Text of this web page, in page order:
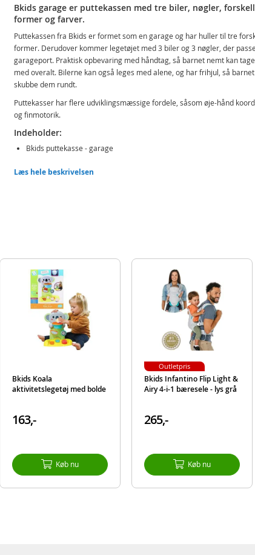
Bkids garage er puttekassen med tre biler, nøgler,
former og farver.
Puttekassen fra Bkids er formet som en garage og har huller til tre
former. Derudover kommer legetøjet med 3 biler og 3 nøgler, der
garageport. Praktisk opbevaring med håndtag, så barnet nemt kan
med overalt. Bilerne kan også leges med alene, og har frihjul, så
skubbe dem rundt.
Puttekasser har flere udviklingsmæssige fordele, såsom øje-hånd
og finmotorik.
Indeholder:
Bkids puttekasse - garage
Produktdetaljer
Model 317020
773554170207
Mærke
Læs hele beskrivelsen
Bkids Koala
aktivitetslegetøj med bolde
163,-
Køb nu
Bkids Infantino Flip Light &
Airy 4-i-1 bæresele - lys grå
265,-
Køb nu
Outletpris